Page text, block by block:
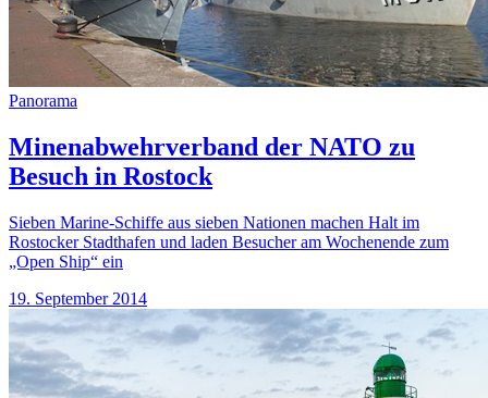
Panorama
Minenabwehrverband der NATO zu
Besuch in Rostock
Sieben Marine-Schiffe aus sieben Nationen machen Halt im
Rostocker Stadthafen und laden Besucher am Wochenende zum
„Open Ship“ ein
19. September 2014